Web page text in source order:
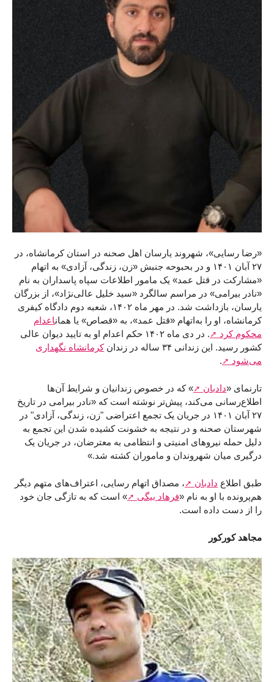
«رضا رسایی»، شهروند یارسان اهل صحنه در استان کرمانشاه، در
۲۷ آبان ۱۴۰۱ و در بحبوحه جنبش «زن، زندگی، آزادی» به اتهام
«مشارکت در قتل عمد» یک مامور اطلاعات سپاه پاسداران به نام
«نادر بیرامی» در مراسم سالگرد «سید خلیل عالی‌نژاد»، از بزرگان
یارسان، بازداشت شد. در مهر ماه ۱۴۰۲، شعبه دوم دادگاه کیفری
کرمانشاه، او را به‌اتهام «قتل عمد»، به «قصاص» یا هماناعدام
محکوم کرد
. در دی ماه ۱۴۰۲ حکم اعدام او به تایید دیوان عالی
کشور رسید. این زندانی ۳۴ ساله در زندان
کرمانشاه نگهداری
می‌شود
.
تارنمای «دادبان
» که در خصوص زندانیان و شرایط آن‌ها
اطلاع‌رسانی می‌کند، پیش‌تر نوشته است که «نادر بیرامی در تاریخ
۲۷ آبان ۱۴۰۱ در جریان یک تجمع اعتراضی "زن، زندگی، آزادی" در
شهرستان صحنه و در نتیجه به خشونت کشیده شدن این تجمع به
دلیل حمله نیروهای امنیتی و انتظامی به معترضان، در جریان یک
درگیری میان شهروندان و ماموران کشته شد.»
طبق اطلاع دادبان
، مصداق اتهام رسایی، اعتراف‌های متهم دیگر
هم‌پرونده با او به نام «فرهاد بیگی
» است که به تازگی جان خود
را از دست داده است.
مجاهد کورکور